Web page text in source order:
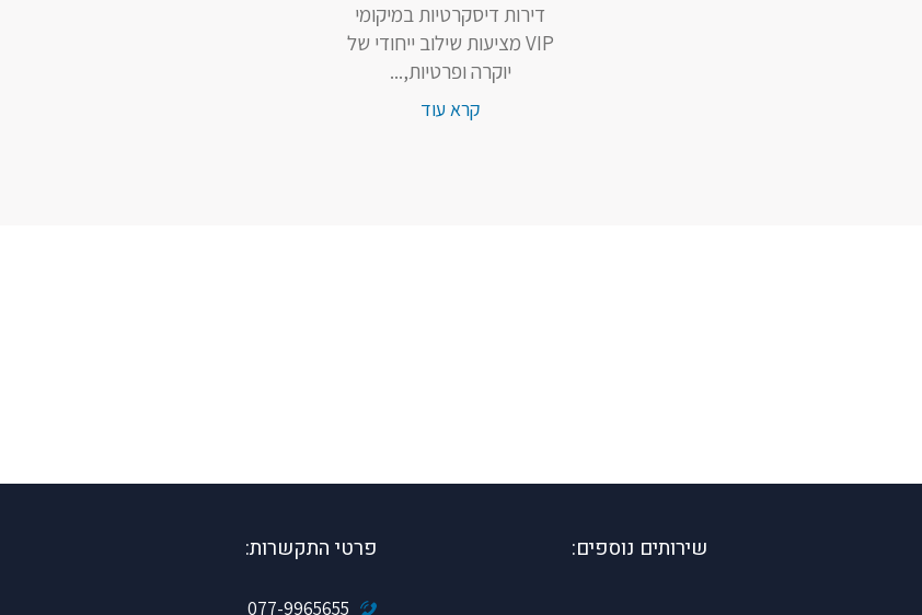
דירות דיסקרטיות במיקומי
VIP מציעות שילוב ייחודי של
יוקרה ופרטיות,...
קרא עוד
שירותים נוספים: פרטי התקשרות:
077-9965655